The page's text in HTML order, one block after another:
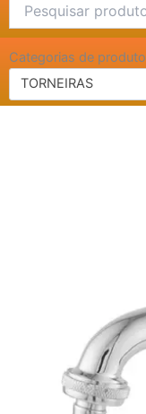
por:
Categorias de produto
TORNEIRAS